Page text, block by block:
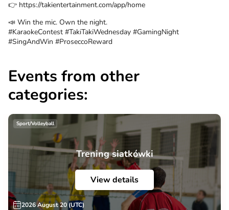
👉 https://takientertainment.com/app/home
📣 Win the mic. Own the night.
#KaraokeContest #TakiTakiWednesday #GamingNight
#SingAndWin #ProseccoReward
Events from other
categories:
Sport/Volleyball
Trening siatkówki
View details
2026 August 20 (UTC)